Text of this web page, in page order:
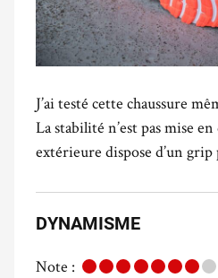
J’ai testé cette chaussure
La stabilité n’est pas mise
extérieure dispose d’un
DYNAMISME
Note :